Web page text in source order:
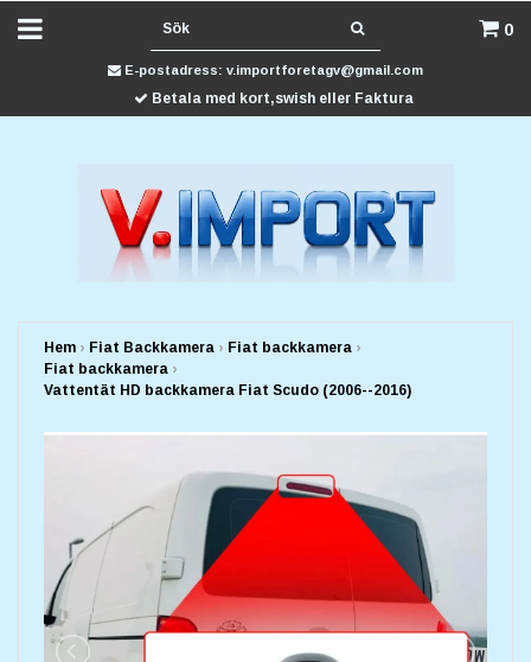
0
E-postadress: v.importforetagv@gmail.com
Betala med kort,swish eller Faktura
Hem › Fiat Backkamera › Fiat backkamera ›
Fiat backkamera ›
Vattentät HD backkamera Fiat Scudo (2006--2016)